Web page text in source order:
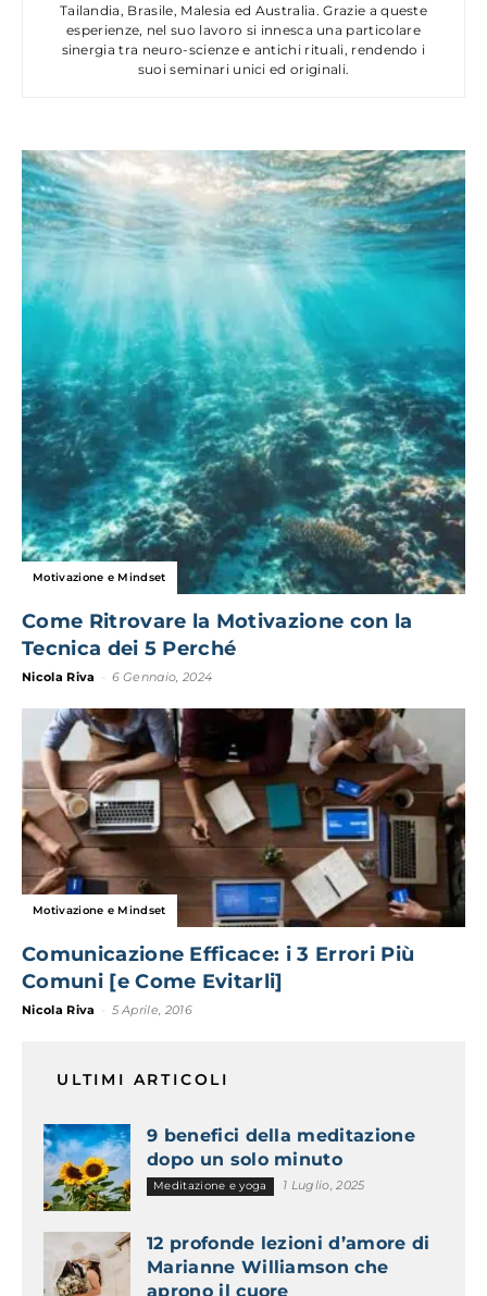
Tailandia, Brasile, Malesia ed Australia. Grazie a queste
esperienze, nel suo lavoro si innesca una particolare
sinergia tra neuro-scienze e antichi rituali, rendendo i
suoi seminari unici ed originali.
Motivazione e Mindset
Come Ritrovare la Motivazione con la
Tecnica dei 5 Perché
Nicola Riva 6 Gennaio, 2024
Motivazione e Mindset
Comunicazione Efficace: i 3 Errori Più
Comuni [e Come Evitarli]
Nicola Riva 5 Aprile, 2016
ULTIMI ARTICOLI
9 benefici della meditazione
dopo un solo minuto
Meditazione e yoga 1 Luglio, 2025
12 profonde lezioni d’amore di
Marianne Williamson che
aprono il cuore